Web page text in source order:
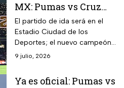
MX: Pumas vs Cruz
Azul
El partido de ida será en el
Estadio Ciudad de los
Deportes; el nuevo campeón
del futbol mexicano se
9 julio, 2026
Ya es oficial: Pumas vs